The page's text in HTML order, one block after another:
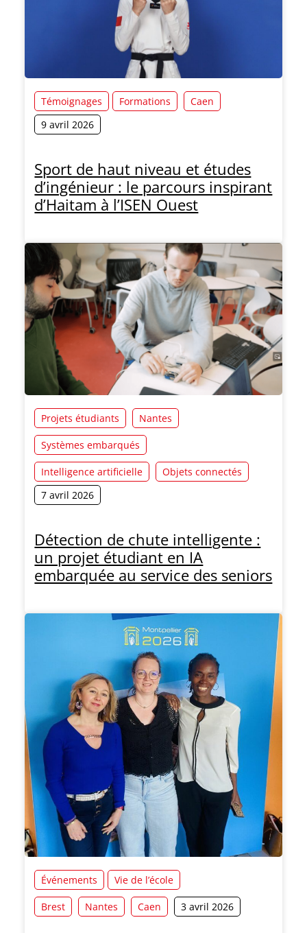
Témoignages Formations
Caen
9 avril 2026
Sport de haut niveau et études
d’ingénieur : le parcours inspirant
d’Haitam à l’ISEN Ouest
Projets étudiants Nantes
Systèmes embarqués
Intelligence artificielle
Objets connectés
7 avril 2026
Détection de chute intelligente :
un projet étudiant en IA
embarquée au service des seniors
Événements Vie de l’école
Brest Nantes Caen 3 avril 2026